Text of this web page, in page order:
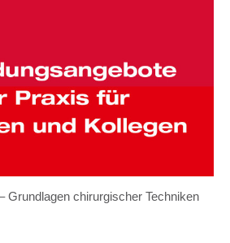
Grundlagen chirurgischer Techniken